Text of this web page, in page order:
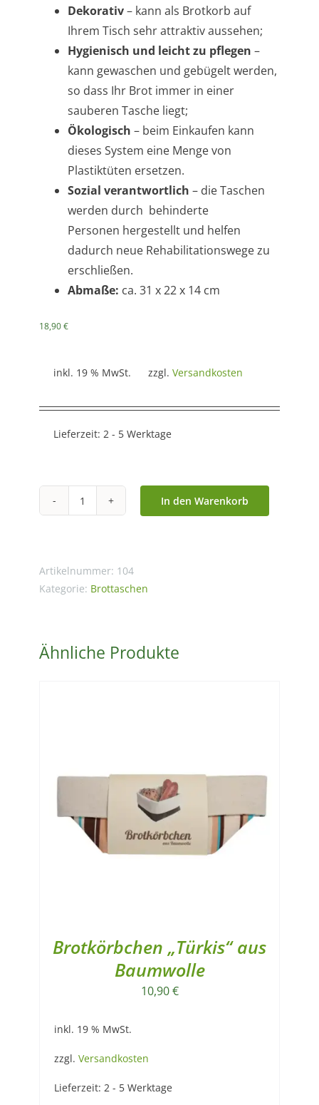
Dekorativ– kann als Brotkorb auf
Ihrem Tisch sehr attraktiv aussehen;
Hygienisch und leicht zu pflegen –
kann gewaschen und gebügelt werden,
so dass Ihr Brot immer in einer
sauberen Tasche liegt;
Ökologisch – beim Einkaufen kann
dieses System eine Menge von
Plastiktüten ersetzen.
Sozial verantwortlich – die Taschen
werden durch behinderte
Personen hergestellt und helfen
dadurch neue Rehabilitationswege zu
erschließen.
Abmaße: ca. 31 x 22 x 14 cm
18,90€
inkl. 19 % MwSt. zzgl. Versandkosten
Lieferzeit: 2 - 5 Werktage
3
Brottasche
"Olive"
Menge
In den Warenkorb
Artikelnummer: 104
Kategorie: Brottaschen
Ähnliche Produkte
Brotkörbchen „Türkis“ aus
Baumwolle
10,90€
inkl. 19 % MwSt.
zzgl. Versandkosten
Lieferzeit: 2 - 5 Werktage